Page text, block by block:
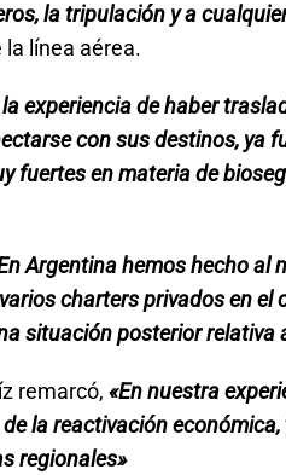
la tripulación y a
línea aérea.
experiencia de haber
con sus destinos, ya
fuertes en materia de
Argentina hemos hecho al
varios charters privados en
situación posterior relativa
remarcó, «En nuestra
la reactivación
regionales»